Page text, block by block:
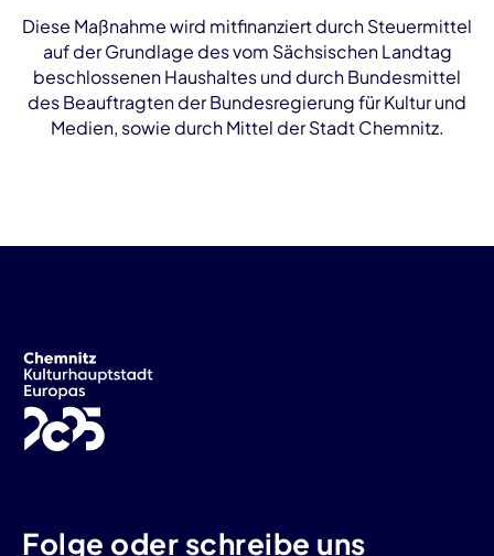
Diese Maßnahme wird mitfinanziert durch Steuermittel
auf der Grundlage des vom Sächsischen Landtag
beschlossenen Haushaltes und durch Bundesmittel
des Beauftragten der Bundesregierung für Kultur und
Medien, sowie durch Mittel der Stadt Chemnitz.
Folge oder schreibe uns